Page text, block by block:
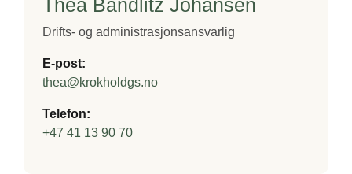
Thea Bandlitz Johansen
Drifts‑ og administrasjonsansvarlig
E‑post:
thea@krokholdgs.no
Telefon:
+47 41 13 90 70